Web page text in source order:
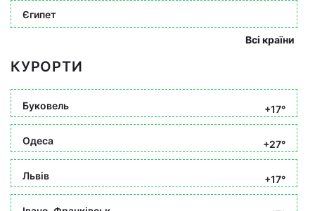
Єгипет
Всі країни
КУРОРТИ
Буковель +17°
Одеса +27°
Львів +17°